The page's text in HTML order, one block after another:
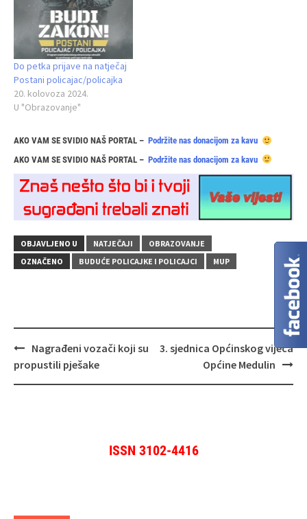
Do petka prijave na natječaj
Postani policajac/policajka
20. kolovoza 2024.
U "Obrazovanje"
AKO VAM SE SVIDIO NAŠ PORTAL – Podržite nas donacijom za kavu
AKO VAM SE SVIDIO NAŠ PORTAL – Podržite nas donacijom za kavu
OBJAVLJENO U NATJEČAJI
OBRAZOVANJE
OZNAČENO
BUDUĆE POLICAJKE I POLICAJCI MUP
Navigacija
objava
Nagrađeni vozači koji su
propustili pješake
3. sjednica Općinskog vijeća
Općine Medulin
ISSN 3102-4416